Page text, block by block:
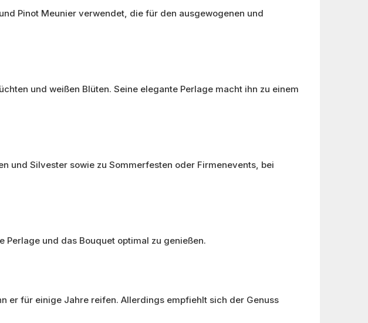
Pinot Meunier verwendet, die für den ausgewogenen und
und weißen Blüten. Seine elegante Perlage macht ihn zu einem
und Silvester sowie zu Sommerfesten oder Firmenevents, bei
und das Bouquet optimal zu genießen.
er für einige Jahre reifen. Allerdings empfiehlt sich der Genuss